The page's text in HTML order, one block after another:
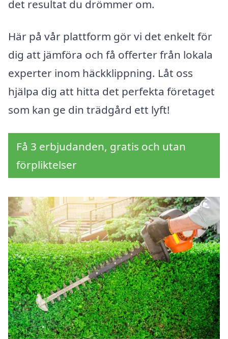
det resultat du drömmer om.
Här på vår plattform gör vi det enkelt för
dig att jämföra och få offerter från lokala
experter inom häckklippning. Låt oss
hjälpa dig att hitta det perfekta företaget
som kan ge din trädgård ett lyft!
Få 3 erbjudanden, gratis och utan
förpliktelser